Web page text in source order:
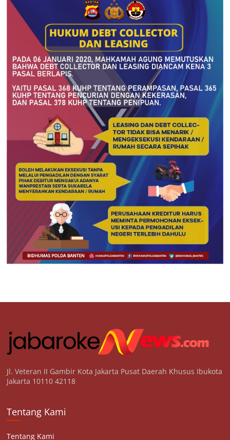
Jl. Veteran II Gambir Kota Jakarta Pusat Daerah Khusus Ibukota
Jakarta 10110 42118
Tentang Kami
Tentang Kami